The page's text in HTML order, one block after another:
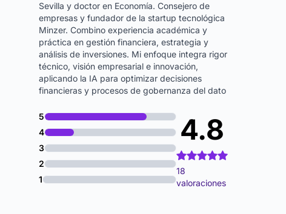
Sevilla y doctor en Economía. Consejero de
empresas y fundador de la startup tecnológica
Minzer. Combino experiencia académica y
práctica en gestión financiera, estrategia y
análisis de inversiones. Mi enfoque integra rigor
técnico, visión empresarial e innovación,
aplicando la IA para optimizar decisiones
financieras y procesos de gobernanza del dato
4.8
18
valoraciones
5
4
3
2
1